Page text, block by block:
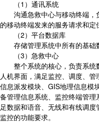
（1）通讯系统
沟通急救中心与移动终端，
的移动终端发来的服务请求和定
（2）平台数据库
存储管理系统中所有的基础
（3）急救中心
整个系统的核心，负责系统
人机界面，满足监控、调度、管
信息派发模块、GIS地理信息模
备管理信息系统、监控终端管
足数据和语音、无线和有线调
监控的功能要求。